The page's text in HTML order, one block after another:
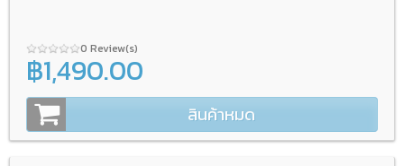
0 Review(s)
฿1,490.00
สินค้าหมด